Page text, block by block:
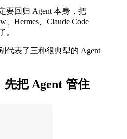
要回归 Agent 本身，把
、Hermes、Claude Code
。
代表了三种很典型的 Agent
先把 Agent 管住